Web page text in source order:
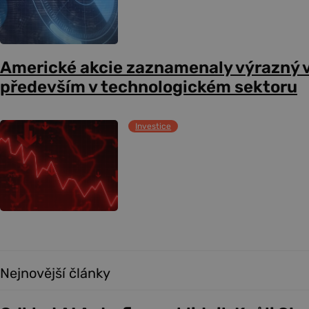
Americké akcie zaznamenaly výrazný
především v technologickém sektoru
Investice
Nejnovější články